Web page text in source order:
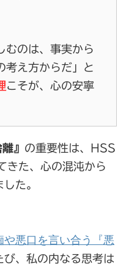
むのは、事実から
考え方からだ」と
こそが、心の安寧
』 の重要性は、HSS
きた、心の混沌から
た。
悪口を言い合う『悪
び、私の内なる思考は